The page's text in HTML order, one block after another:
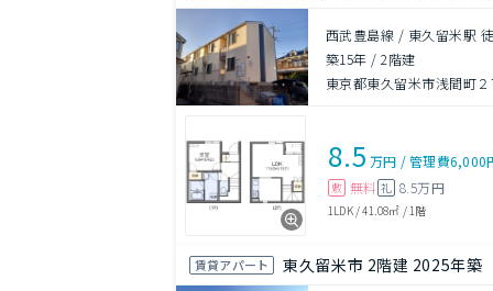
西武豊島線 / 東久留米駅
築15年 /2階建
東京都東久留米市浅間町２
8.5 万円 /管理費6,000
敷 無料 礼 8.5万円
1LDK/41.08㎡ / 1階
賃貸アパート 東久留米市 2階建 2025年築